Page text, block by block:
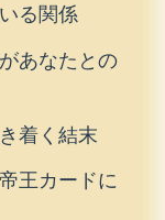
る関係
あなたとの
着く結末
王カードに